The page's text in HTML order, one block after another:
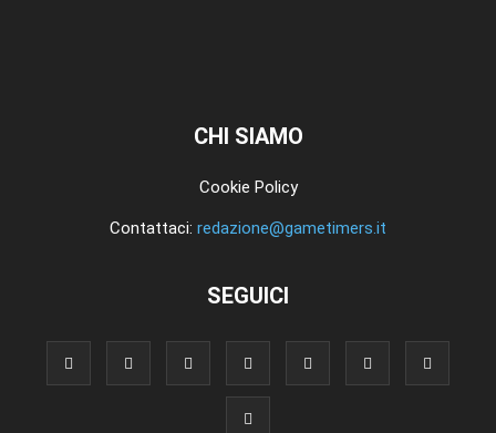
CHI SIAMO
Cookie Policy
Contattaci: redazione@gametimers.it
SEGUICI